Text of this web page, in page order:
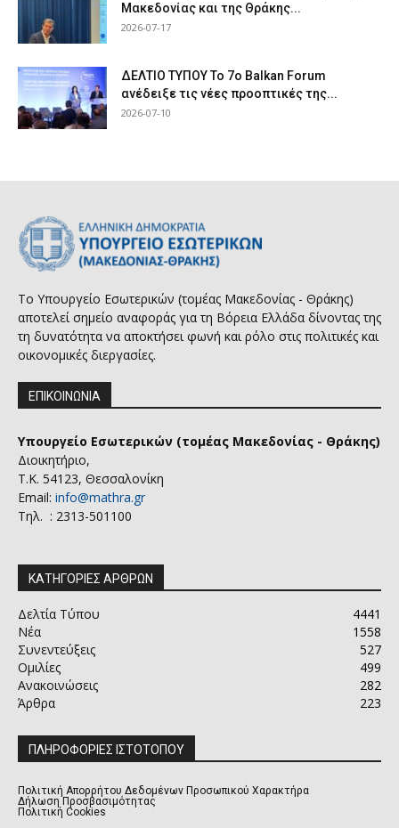
Μακεδονίας και της Θράκης...
2026-07-17
ΔΕΛΤΙΟ ΤΥΠΟΥ Το 7ο Balkan Forum
ανέδειξε τις νέες προοπτικές της...
2026-07-10
Το Υπουργείο Εσωτερικών (τομέας Μακεδονίας - Θράκης)
αποτελεί σημείο αναφοράς για τη Βόρεια Ελλάδα δίνοντας της
τη δυνατότητα να αποκτήσει φωνή και ρόλο στις πολιτικές και
οικονομικές διεργασίες.
ΕΠΙΚΟΙΝΩΝΙΑ
Υπουργείο Εσωτερικών (τομέας Μακεδονίας - Θράκης)
Διοικητήριο,
Τ.Κ. 54123, Θεσσαλονίκη
Email: info@mathra.gr
Τηλ. : 2313-501100
ΚΑΤΗΓΟΡΙΕΣ ΑΡΘΡΩΝ
Δελτία Τύπου
4441
Νέα
1558
Συνεντεύξεις
527
Ομιλίες
499
Ανακοινώσεις
282
Άρθρα
223
ΠΛΗΡΟΦΟΡΙΕΣ ΙΣΤΟΤΟΠΟΥ
Πολιτική Απορρήτου Δεδομένων Προσωπικού Χαρακτήρα
Δήλωση Προσβασιμότητας
Πολιτική Cookies